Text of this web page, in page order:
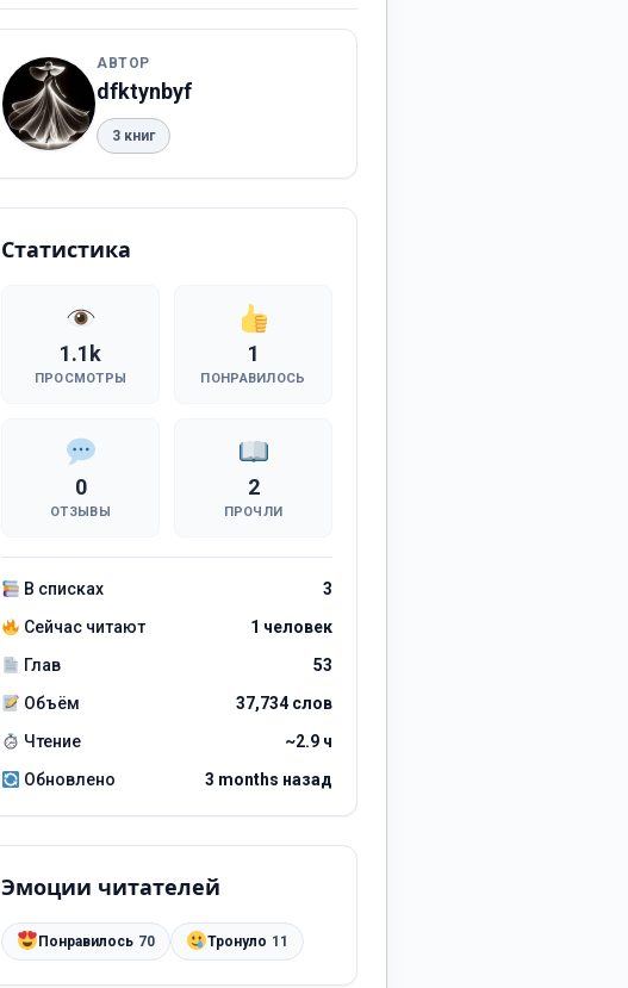
АВТОР
dfktynbyf
3 книг
Статистика
1.1k
ПРОСМОТРЫ
1
ПОНРАВИЛОСЬ
0
ОТЗЫВЫ
2
ПРОЧЛИ
В списках
3
Сейчас читают
1 человек
Глав
53
Объём
37,734 слов
Чтение
~2.9 ч
Обновлено
3 months назад
Эмоции читателей
Понравилось 70 Тронуло 11